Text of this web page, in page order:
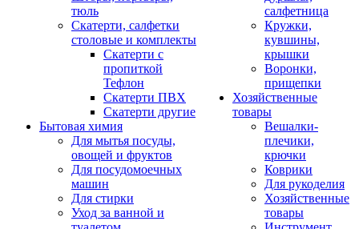
тюль
Скатерти, салфетки
столовые и комплекты
Скатерти с
пропиткой
Тефлон
Скатерти ПВХ
Скатерти другие
Бытовая химия
Для мытья посуды,
овощей и фруктов
Для посудомоечных
машин
Для стирки
Уход за ванной и
салфетница
Кружки,
кувшины,
крышки
Воронки,
прищепки
Хозяйственные
товары
Вешалки-
плечики,
крючки
Коврики
Для рукоделия
Хозяйственные
товары